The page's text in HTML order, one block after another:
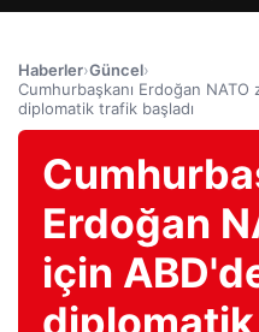
Haberler›Güncel›
Cumhurbaşkanı Erdoğan
diplomatik trafik başladı
Erdoğan
için